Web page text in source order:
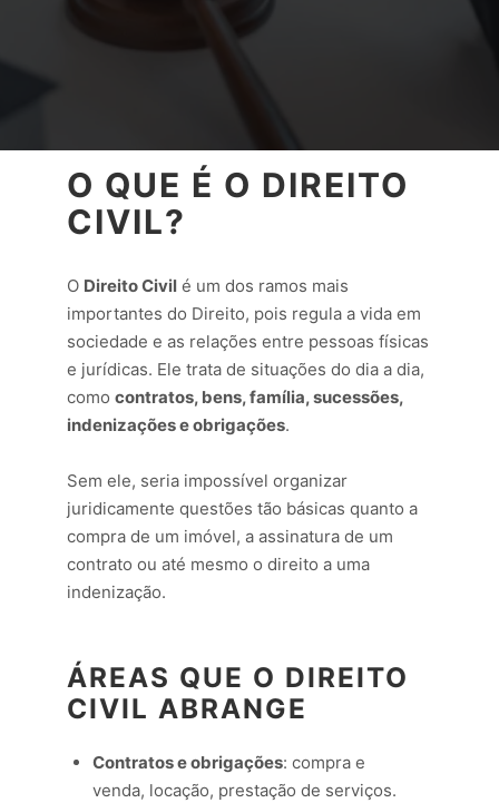
O QUE É O DIREITO
CIVIL?
O Direito Civil é um dos ramos mais
importantes do Direito, pois regula a vida em
sociedade e as relações entre pessoas físicas
e jurídicas. Ele trata de situações do dia a dia,
como contratos, bens, família, sucessões,
indenizações e obrigações.
Sem ele, seria impossível organizar
juridicamente questões tão básicas quanto a
compra de um imóvel, a assinatura de um
contrato ou até mesmo o direito a uma
indenização.
ÁREAS QUE O DIREITO
CIVIL ABRANGE
Contratos e obrigações: compra e
venda, locação, prestação de serviços.